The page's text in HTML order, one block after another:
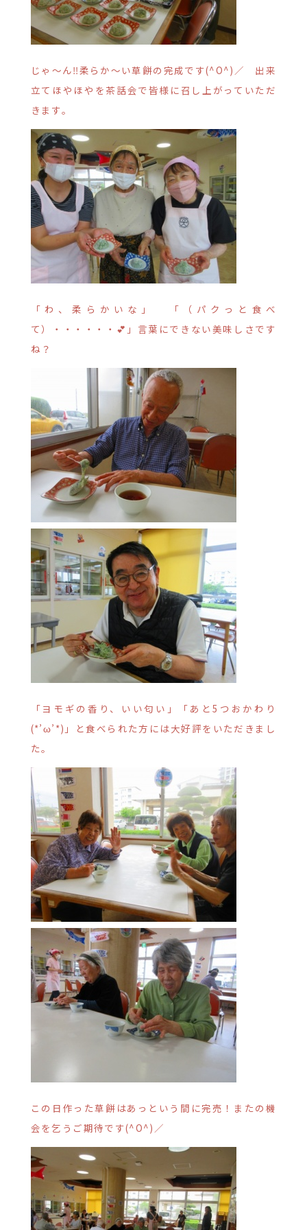
じゃ～ん‼柔らか～い草餅の完成です(^O^)／ 出来
立てほやほやを茶話会で皆様に召し上がっていただ
きます。
「わ、柔らかいな」 「（パクっと食べ
て）・・・・・・💕」言葉にできない美味しさです
ね？
「ヨモギの香り、いい匂い」「あと5つおかわり
(*’ω’*)」と食べられた方には大好評をいただきまし
た。
この日作った草餅はあっという間に完売！またの機
会を乞うご期待です(^O^)／